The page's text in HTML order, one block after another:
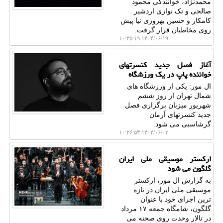
محمدنژاد، خوانندگی محمود
صالحی و تک نوازی اردشیر
کامکار و حسین بهروزی نیا پیش
روی مخاطبان قرار گرفت.
۱۴۰۴/۰۶/۱۹ ۱۰:۳۵:۱۹
آغاز فصل جدید کنسرتهای
خواننده پاپ در یک ورزشگاه
ال مور: یکی از ورزشگاه های
شمال تهران از روز ششم
شهریور میزبان برگزاری فصل
جدید کنسرتهای آرمان
گرشاسبی می شود.
۱۴۰۴/۰۶/۰۳ ۱۰:۲۶:۵۳
ارکستر موسیقی ملی ایران
گلگون می شود
به گزارش ال مور، ارکستر
موسیقی ملی ایران در تازه
ترین اجرای خود با عنوان
گلگون، شامگاه جمعه ۱۷ مرداد
در تالار وحدت روی صحنه می